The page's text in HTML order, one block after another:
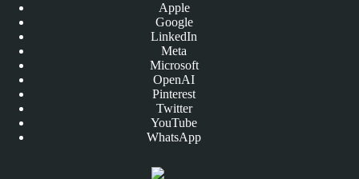
Apple
Google
LinkedIn
Meta
Microsoft
OpenAI
Pinterest
Twitter
YouTube
WhatsApp